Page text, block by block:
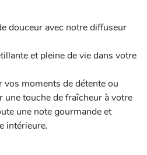
douceur avec notre diffuseur
et pleine de vie dans votre
moments de détente ou
touche de fraîcheur à votre
une note gourmande et
intérieure.